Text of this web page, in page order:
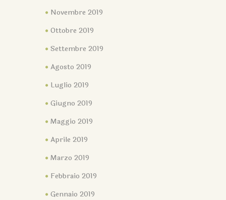
Novembre 2019
Ottobre 2019
Settembre 2019
Agosto 2019
Luglio 2019
Giugno 2019
Maggio 2019
Aprile 2019
Marzo 2019
Febbraio 2019
Gennaio 2019